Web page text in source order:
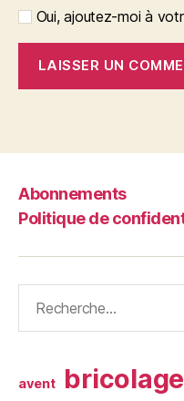
Oui, ajoutez-moi à
Abonnements
Politique de
avent bricolage